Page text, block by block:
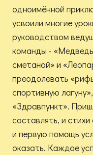
одноимённой
усвоили многие
руководством
команды -
сметаной» и
преодолевать
спортивную
«Здравпункт».
составлять, и
и первую помощь
оказать. Каждое